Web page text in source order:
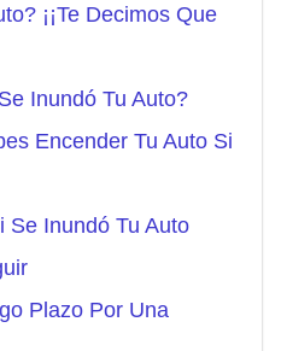
¡¡Te Decimos Que
Inundó Tu Auto?
Encender Tu Auto Si
Se Inundó Tu Auto
Plazo Por Una